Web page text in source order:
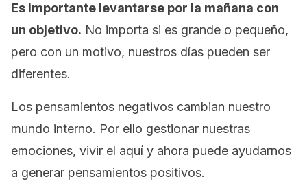
Es importante levantarse por la mañana con
un objetivo. No importa si es grande o pequeño,
pero con un motivo, nuestros días pueden ser
diferentes.
Los pensamientos negativos cambian nuestro
mundo interno. Por ello gestionar nuestras
emociones, vivir el aquí y ahora puede ayudarnos
a generar pensamientos positivos.